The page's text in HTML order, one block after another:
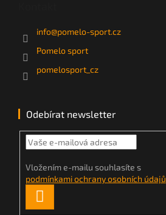
info@pomelo-sport.cz
Pomelo sport
pomelosport_cz
Odebírat newsletter
Vložením e-mailu souhlasíte s
podmínkami ochrany osobních údajů
SE